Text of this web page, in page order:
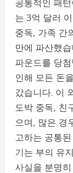
는 3억 달러
중독, 가족 간
만에 파산했
파운드를 당
인해 모든 돈
갔습니다. 이
도박 중독, 친
으며, 많은 경
고하는 공통
기는 부의 유
사실을 분명